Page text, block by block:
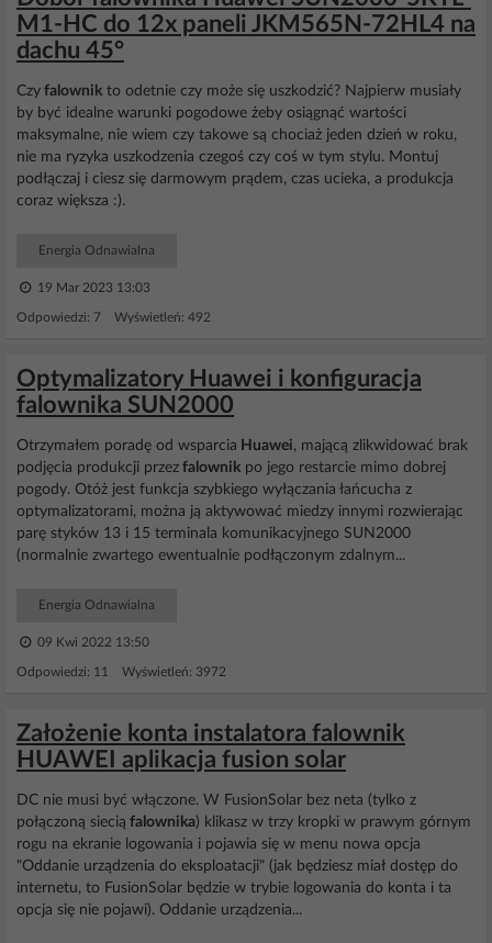
M1-HC do 12x paneli JKM565N-72HL4 na
dachu 45°
Czy falownik to odetnie czy może się uszkodzić? Najpierw musiały
by być idealne warunki pogodowe żeby osiągnąć wartości
maksymalne, nie wiem czy takowe są chociaż jeden dzień w roku,
nie ma ryzyka uszkodzenia czegoś czy coś w tym stylu. Montuj
podłączaj i ciesz się darmowym prądem, czas ucieka, a produkcja
coraz większa :).
Energia Odnawialna
19 Mar 2023 13:03
Odpowiedzi: 7 Wyświetleń: 492
Optymalizatory Huawei i konfiguracja
falownika SUN2000
Otrzymałem poradę od wsparcia Huawei, mającą zlikwidować brak
podjęcia produkcji przez falownik po jego restarcie mimo dobrej
pogody. Otóż jest funkcja szybkiego wyłączania łańcucha z
optymalizatorami, można ją aktywować miedzy innymi rozwierając
parę styków 13 i 15 terminala komunikacyjnego SUN2000
(normalnie zwartego ewentualnie podłączonym zdalnym...
Energia Odnawialna
09 Kwi 2022 13:50
Odpowiedzi: 11 Wyświetleń: 3972
Założenie konta instalatora falownik
HUAWEI aplikacja fusion solar
DC nie musi być włączone. W FusionSolar bez neta (tylko z
połączoną siecią falownika) klikasz w trzy kropki w prawym górnym
rogu na ekranie logowania i pojawia się w menu nowa opcja
"Oddanie urządzenia do eksploatacji" (jak będziesz miał dostęp do
internetu, to FusionSolar będzie w trybie logowania do konta i ta
opcja się nie pojawi). Oddanie urządzenia...